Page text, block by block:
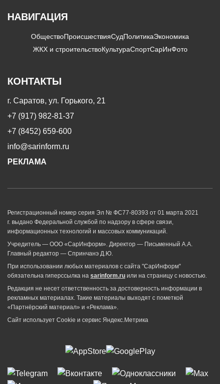
НАВИГАЦИЯ
ОбществоПроисшествияСудПолитикаЭкономика
ЖКХ и строительствоКультураСпортСарИнФото
КОНТАКТЫ
г. Саратов, ул. Горького, 21
+7 (917) 982-81-37
+7 (8452) 659-600
info@sarinform.ru
РЕКЛАМА
Регистрационный номер серия Эл № ФС77-80393 от 01 марта 2021
г. выдано Федеральной службой по надзору в сфере связи,
информационных технологий и массовых коммуникаций.
Учредитель — ООО «СарИнформ». Директор — Письменный А.А.
Главный редактор — Спринчанэ Д.Ю.
При использовании любых материалов с сайта "СарИнформ"
обязательна гиперссылка на sarinform.ru или на страницу с новостью.
Редакция не несет ответственность за достоверность информации в
рекламных материалах. Такие материалы выходят с пометкой
«Партнёрский материал» и «Реклама».
Сайт использует Cookie и сервиc Яндекс.Метрика